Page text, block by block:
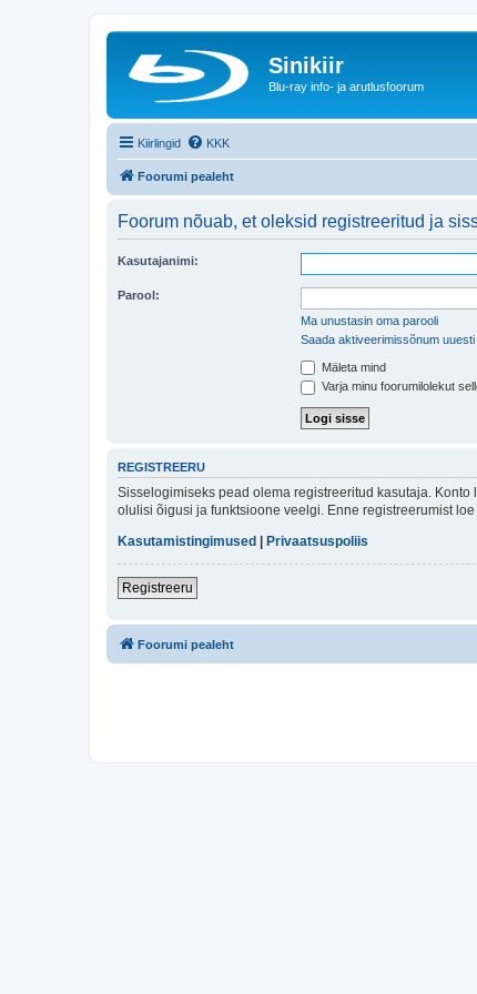
Sinikiir
Blu-ray info- ja arutlusfoorum
Kiirlingid KKK
Foorumi pealeht
Foorum nõuab, et oleksid registreeritud ja
Kasutajanimi:
Parool:
Ma unustasin oma parooli
Saada aktiveerimissõnum uuesti
Mäleta mind
Varja minu foorumilolekut
REGISTREERU
Sisselogimiseks pead olema registreeritud kasutaja.
olulisi õigusi ja funktsioone veelgi. Enne registreerumist
Kasutamistingimused
Privaatsuspoliis
Registreeru
Foorumi pealeht